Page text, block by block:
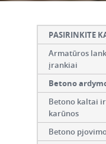
PASIRINKITE
Armatūros
įrankiai
Betono
Betono kaltai
karūnos
Betono